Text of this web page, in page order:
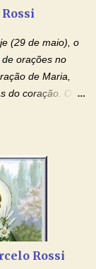
louvo o Pai por
(29 de maio), o
orações no
de Maria,
do coração. O
de rádio
corrente de
da cura;
até que o
de Jesus e
Nesta
Rossi